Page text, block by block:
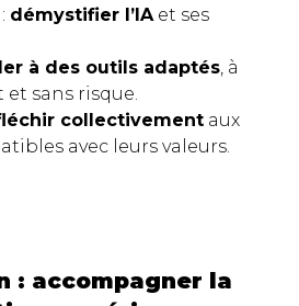
démystifier l’IAet ses
à des outils adaptés, à
sans risque.
collectivement aux
avec leurs valeurs.
: accompagner la